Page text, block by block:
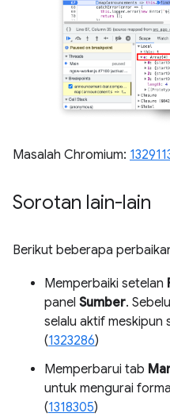
Masalah Chromium:
Sorotan lain-lain
Berikut beberapa
Memperbaiki setelan
panel Sumber.
selalu aktif meskipun
(1323286)
Memperbarui tab
untuk mengurai
(1318305)